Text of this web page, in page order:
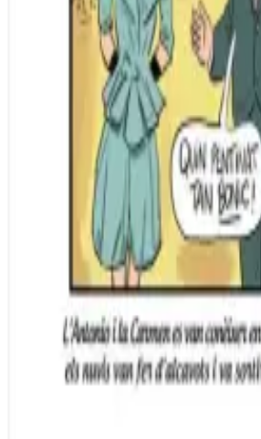
Editorials Qui som Contacte
Aneu a la botiga